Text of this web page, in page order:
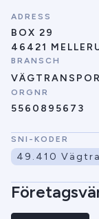
ADRESS
BOX 29
46421
BRANSCH
ORGNR
5560895673
SNI-KODER
49.410